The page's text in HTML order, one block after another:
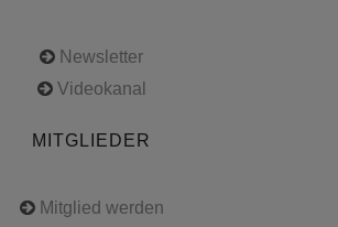
Newsletter
Videokanal
MITGLIEDER
Mitglied werden